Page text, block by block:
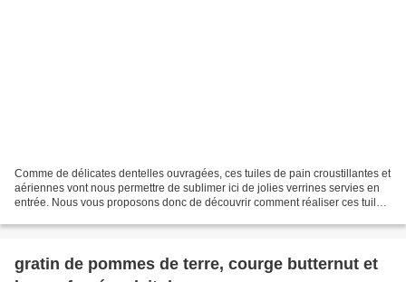
Comme de délicates dentelles ouvragées, ces tuiles de pain croustillantes et
aériennes vont nous permettre de sublimer ici de jolies verrines servies en
entrée. Nous vous proposons donc de découvrir comment réaliser ces tuiles
gratin de pommes de terre, courge butternut et